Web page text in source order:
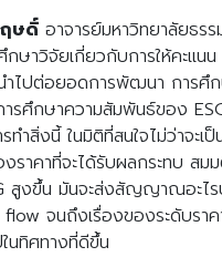
ษดิ์ อาจารย์มหาวิทยาลัยธร
กษาวิจัยเกี่ยวกับการให้คะแน
ำไปต่อยอดการพัฒนา การศึ
รศึกษาความสัมพันธ์ของ
รทำสิ่งนี้ในมิติที่สนใจไม่ว่าจะเ
ราคาที่จะได้รับผลกระทบ สม
สูงขึ้น มันจะส่งสัญญาณอะไ
จนถึงเรื่องของระดับราค
นทิศทางที่ดีขึ้น